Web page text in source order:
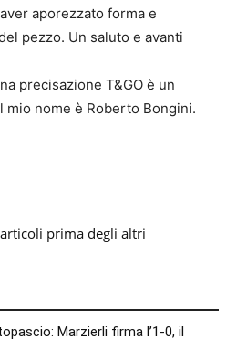
aporezzato forma e
pezzo. Un saluto e avanti
precisazione T&GO è un
mio nome è Roberto Bongini.
prima degli altri
Marzierli firma l’1-0, il